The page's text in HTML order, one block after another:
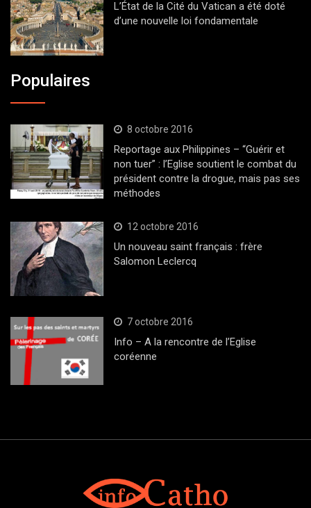
L’État de la Cité du Vatican a été doté
d’une nouvelle loi fondamentale
Populaires
8 octobre 2016
Reportage aux Philippines – “Guérir et
non tuer” : l’Eglise soutient le combat du
président contre la drogue, mais pas ses
méthodes
12 octobre 2016
Un nouveau saint français : frère
Salomon Leclercq
7 octobre 2016
Info – A la rencontre de l’Eglise
coréenne